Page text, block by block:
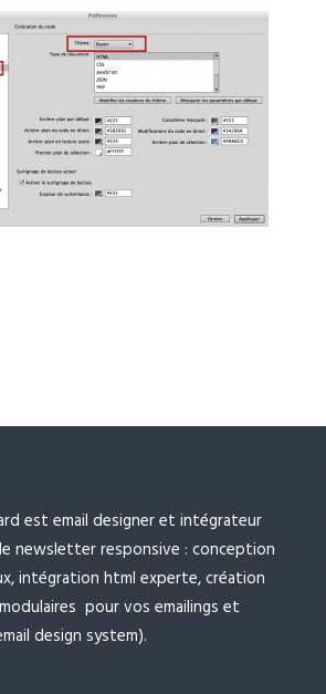
est email designer et intégrateur
newsletter responsive : conception
intégration html experte, création
pour vos emailings et
design system).